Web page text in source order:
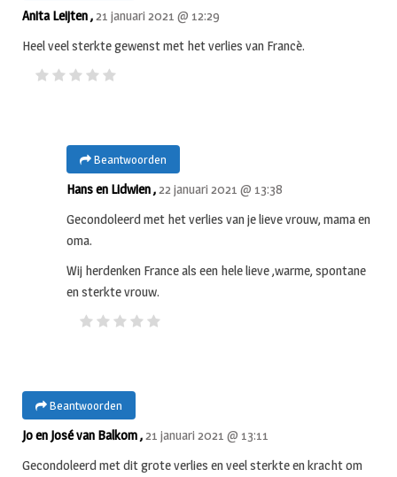
Anita Leijten ,21 januari 2021 @ 12:29
Heel veel sterkte gewenst met het verlies van Francè.
Beantwoorden
Hans en Lidwien ,22 januari 2021 @ 13:38
Gecondoleerd met het verlies van je lieve vrouw, mama en
oma.
Wij herdenken France als een hele lieve ,warme, spontane
en sterkte vrouw.
Beantwoorden
Jo en José van Balkom ,21 januari 2021 @ 13:11
Gecondoleerd met dit grote verlies en veel sterkte en kracht om